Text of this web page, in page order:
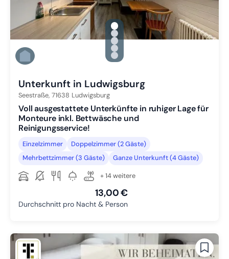
gallery.slide_selector
Zu Slide 1 wechseln
Zu Slide 2 wechseln
Zu Slide 3 wechseln
Zu Slide 4 wechseln
Zu Slide 5 wechseln
Unterkunft in Ludwigsburg
Seestraße, 71638 Ludwigsburg
Voll ausgestattete Unterkünfte in ruhiger Lage für
Monteure inkl. Bettwäsche und
Reinigungsservice!
Einzelzimmer
Doppelzimmer (2 Gäste)
Mehrbettzimmer (3 Gäste)
Ganze Unterkunft (4 Gäste)
+ 14 weitere
13,00 €
Durchschnitt pro Nacht & Person